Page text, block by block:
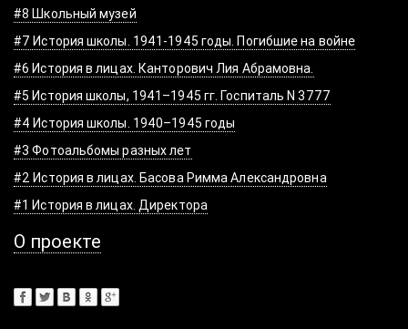
#8 Школьный музей
#7 История школы. 1941-1945 годы. Погибшие на войне
#6 История в лицах. Канторович Лия Абрамовна.
#5 История школы, 1941–1945 гг. Госпиталь N 3777
#4 История школы. 1940–1945 годы
#3 Фотоальбомы разных лет
#2 История в лицах. Басова Римма Александровна
#1 История в лицах. Директора
О проекте